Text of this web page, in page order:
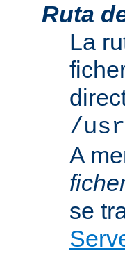
Ruta
La
/
A
se